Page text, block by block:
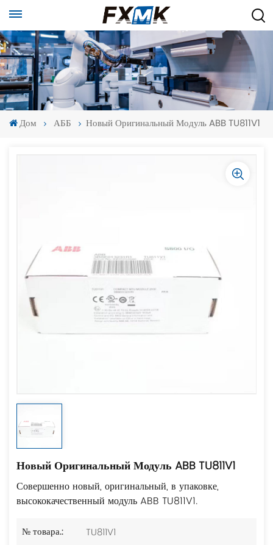
Дом АББ Новый Оригинальный Модуль ABB TU811V1
Новый Оригинальный Модуль ABB TU811V1
Совершенно новый, оригинальный, в упаковке,
высококачественный модуль ABB TU811V1.
№ товара.:
TU811V1